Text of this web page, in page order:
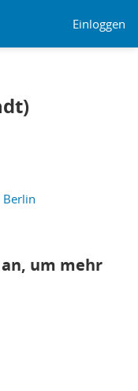
Einloggen
Berlin
um mehr